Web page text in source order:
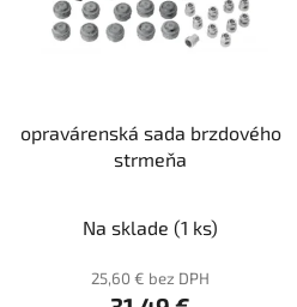
opravárenská sada brzdového
strmeňa
Na sklade(1 ks)
25,60 € bez DPH